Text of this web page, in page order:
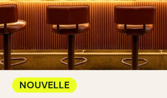
NOUVELLE